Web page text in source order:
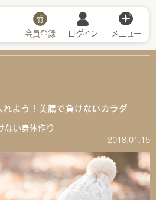
会員登録 ログイン メニュー
よう！美腸で負けないカラダ
ない身体作り
2018.01.15